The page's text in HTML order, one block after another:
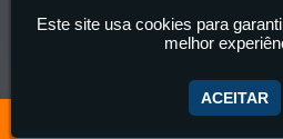
Hidrocia Manutenção e
Banheiras - 25 anos de
aquecedor de banheira,
Este site usa cookies para
melhor
ACEITAR